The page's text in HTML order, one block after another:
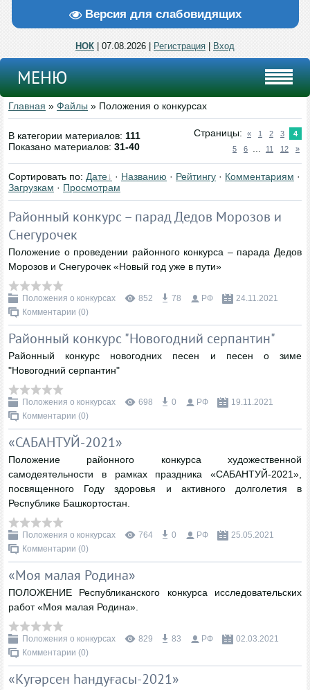
Версия для слабовидящих
НОК | 07.08.2026 | Регистрация Вход
МЕНЮ
Главная » Файлы » Положения о конкурсах
В категории материалов: 111
Показано материалов: 31-40
Страницы: « 1 2 3
4
5
6 11 12 »
Сортировать по: Дате · Названию · Рейтингу · Комментариям ·
Загрузкам · Просмотрам
Районный конкурс – парад Дедов Морозов и
Снегурочек
Положение о проведении районного конкурса – парада Дедов
Морозов и Снегурочек «Новый год уже в пути»
Положения о конкурсах 852 78 РФ
24.11.2021
Комментарии (0)
Районный конкурс "Новогодний серпантин"
Районный конкурс новогодних песен и песен о зиме
"Новогодний серпантин"
Положения о конкурсах 698 0 РФ
19.11.2021
Комментарии (0)
«САБАНТУЙ-2021»
Положение районного конкурса художественной
самодеятельности в рамках праздника «САБАНТУЙ-2021»,
посвященного Году здоровья и активного долголетия в
Республике Башкортостан.
Положения о конкурсах 764 0 РФ
25.05.2021
Комментарии (0)
«Моя малая Родина»
ПОЛОЖЕНИЕ Республиканского конкурса исследовательских
работ «Моя малая Родина».
Положения о конкурсах 829 83 РФ
02.03.2021
Комментарии (0)
«Кугәрсен һандуғасы-2021»